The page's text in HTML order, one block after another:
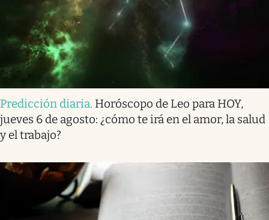
Predicción diaria. Horóscopo de Leo para HOY,
jueves 6 de agosto: ¿cómo te irá en el amor, la salud
y el trabajo?